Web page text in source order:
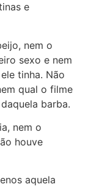
e
nem o
sexo e nem
tinha. Não
qual o filme
barba.
nem o
houve
aquela